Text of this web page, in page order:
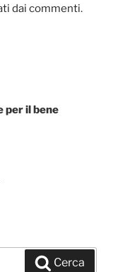
dai commenti.
per il bene
Cerca